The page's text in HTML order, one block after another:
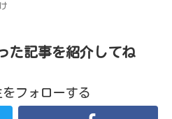
た記事を紹介してね
をフォローする